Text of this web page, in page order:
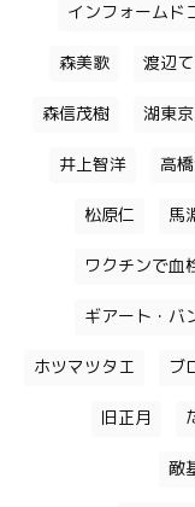
インフォームド
森美歌 渡辺
森信茂樹 湖東
井上智洋 高
松原仁 馬
ワクチンで血
ギアート・バ
ホツマツタエ ブ
旧正月
敵